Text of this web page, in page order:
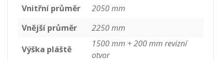
Vnitřní průměr
2050 mm
Vnější průměr
2250 mm
Výška pláště
1500 mm + 200 mm revizní
otvor